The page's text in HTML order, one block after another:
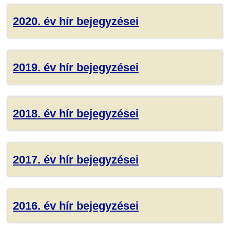
2020. év hír bejegyzései
2019. év hír bejegyzései
2018. év hír bejegyzései
2017. év hír bejegyzései
2016. év hír bejegyzései